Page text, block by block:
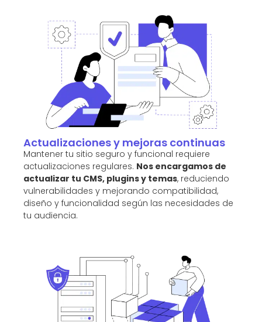
Actualizaciones y mejoras continuas
Mantener tu sitio seguro y funcional requiere
actualizaciones regulares. Nos encargamos de
actualizar tu CMS, plugins y temas, reduciendo
vulnerabilidades y mejorando compatibilidad,
diseño y funcionalidad según las necesidades de
tu audiencia.